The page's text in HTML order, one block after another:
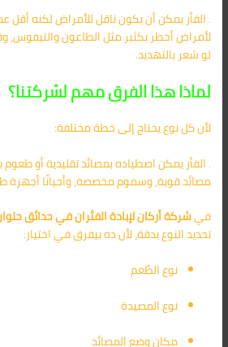
. الفأر يمكن أن يكون ناقل للأمراض لكنه أقل
لأمراض أخطر بكثير مثل الطاعون والتيفوس،
لو شعر بالتهديد.
لماذا هذا الفرق مهم لشركتنا؟
لأن كل نوع يحتاج إلى خطة مختلفة:
. الفأر يمكن اصطياده بمصائد تقليدية أو
مصائد قوية، وسموم مخصصة، وأحيانًا أجهزة
فيشركة أركان لإبادة الفئران في حدائق
تحديد النوع بدقة، لأن ده بيفرق في اختيار:
نوع الطُعم
نوع المصيدة
مكان وضع المصائد